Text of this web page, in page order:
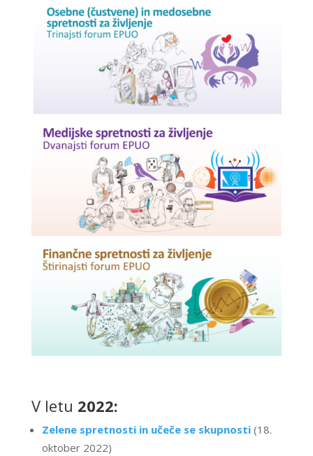
V letu 2022:
Zelene spretnosti in učeče se skupnosti(18.
oktober 2022)